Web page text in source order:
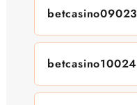
betcasino09023
betcasino10024